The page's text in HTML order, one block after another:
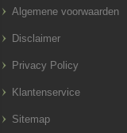
Algemene voorwaarden
Disclaimer
Privacy Policy
Klantenservice
Sitemap